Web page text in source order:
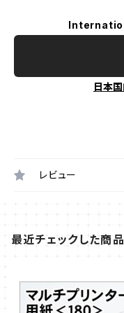
日本
レビュー
最近チェックした商品